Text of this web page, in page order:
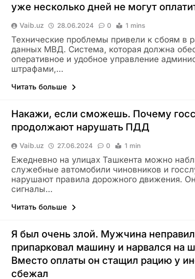
уже несколько дней не могут
Vaib.uz 28.06.2024 0 1 mins
Технические проблемы привели к сбоям в
данных МВД. Система, которая должна
оперативное и удобное управление
штрафами,…
Читать больше
Накажи, если сможешь. Почему
продолжают нарушать ПДД
Vaib.uz 27.06.2024 0 1 min
Ежедневно на улицах Ташкента можно
служебные автомобили чиновников и
нарушают правила дорожного движения.
сигналы…
Читать больше
Я был очень злой. Мужчина
припарковал машину и нарвался на
Вместо оплаты он стащил рацию у
сбежал